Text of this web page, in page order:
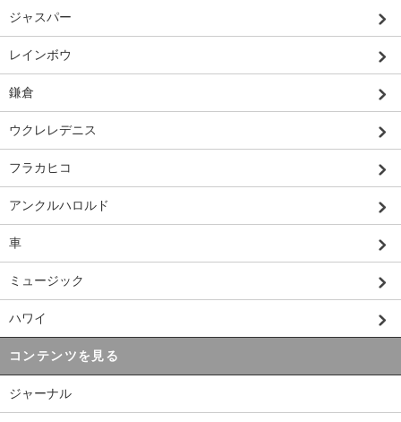
ジャスパー
レインボウ
鎌倉
ウクレレデニス
フラカヒコ
アンクルハロルド
車
ミュージック
ハワイ
コンテンツを見る
ジャーナル